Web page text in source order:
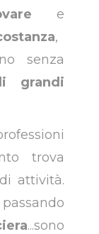
e
,
senza
grandi
trova
attività.
...sono